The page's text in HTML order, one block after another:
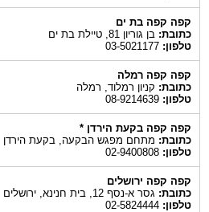
קפה קפה בת ים
כתובת:בן גוריון 81, טיילת בת ים
טלפון:03-5021177
קפה קפה רמלה
כתובת:קניון רמלוד, רמלה
טלפון:08-9214639
קפה קפה בקעת הירדן *
כתובת:מתחם מפגש הבקעה, בקעת הירדן
טלפון:02-9400808
קפה קפה ירושלים
כתובת:גסר א-נסף 12, בית חנינא, ירושלים
טלפון:02-5824444